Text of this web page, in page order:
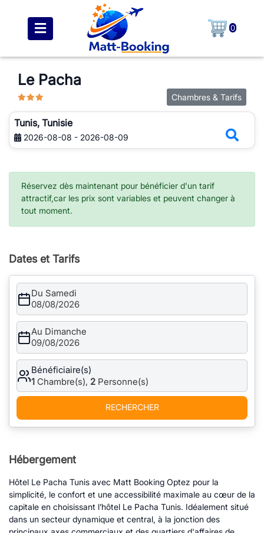
0
Le Pacha
Chambres & Tarifs
Tunis, Tunisie
2026-08-08 - 2026-08-09
Réservez dès maintenant pour bénéficier d'un tarif
attractif,car les prix sont variables et peuvent changer à
tout moment.
Dates et Tarifs
Du Samedi
08/08/2026
Au Dimanche
09/08/2026
Bénéficiaire(s)
1 Chambre(s), 2 Personne(s)
RECHERCHER
Hébergement
Hôtel Le Pacha Tunis avec Matt Booking Optez pour la
simplicité, le confort et une accessibilité maximale au cœur de la
capitale en choisissant l’hôtel Le Pacha Tunis. Idéalement situé
dans un secteur dynamique et central, à la jonction des